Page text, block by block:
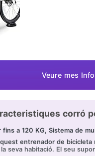
Veure mes
corró
a 120 KG, Sistema de
entrenador de
seva habitació. El seu